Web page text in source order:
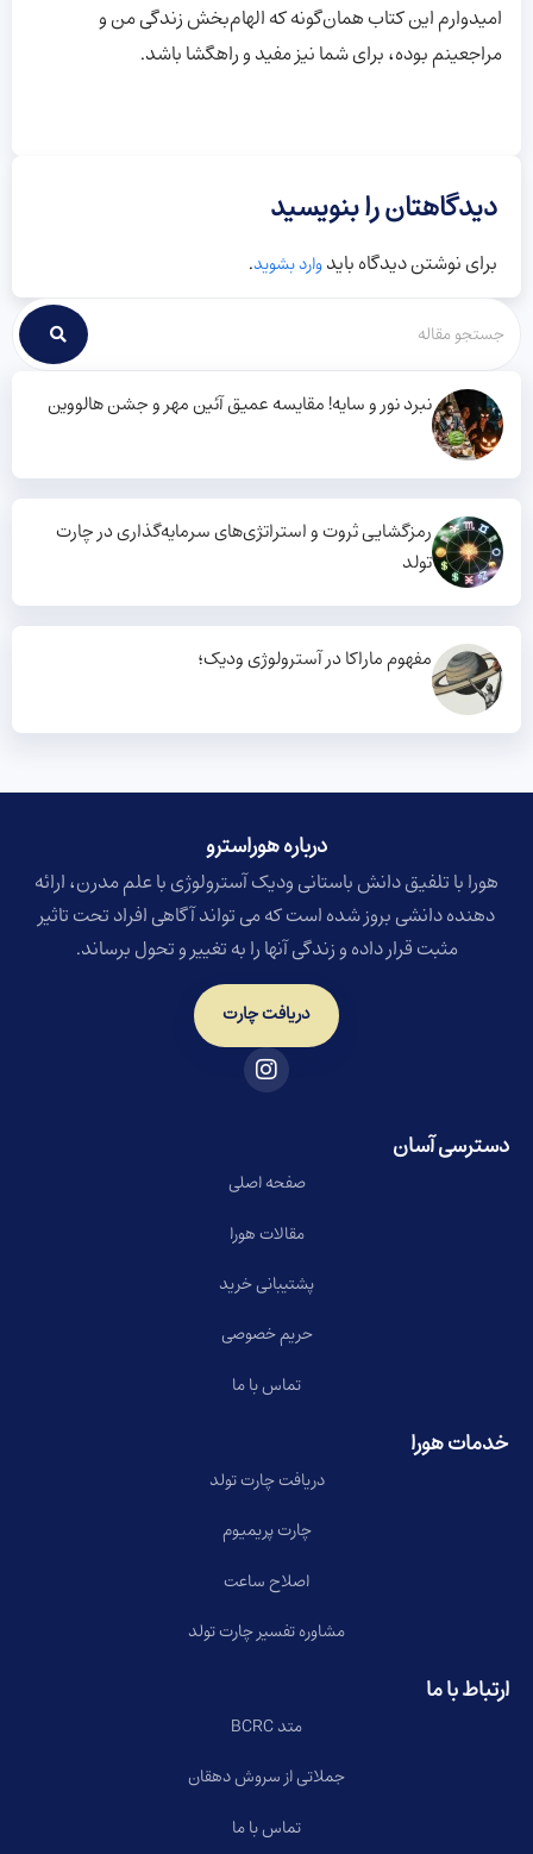
امیدوارم این کتاب همان‌گونه که الهام‌بخش زندگی من و
مراجعینم بوده، برای شما نیز مفید و راهگشا باشد.
دیدگاهتان را بنویسید
برای نوشتن دیدگاه بایدوارد بشوید.
نبرد نور و سایه! مقایسه عمیق آئین مهر و جشن هالووین
رمزگشایی ثروت و استراتژی‌های سرمایه‌گذاری در چارت
تولد
مفهوم ماراکا در آسترولوژی ودیک؛
درباره هوراسترو​
هورا با تلفیق دانش باستانی ودیک آسترولوژی با علم مدرن، ارائه
دهنده دانشی بروز شده است که می تواند آگاهی افراد تحت تاثیر
مثبت قرار داده و زندگی آنها را به تغییر و تحول برساند.
دریافت چارت
دسترسی آسان
صفحه اصلی
مقالات هورا
پشتیبانی خرید
حریم خصوصی
تماس با ما
خدمات هورا
دریافت چارت تولد
چارت پریمیوم
اصلاح ساعت
مشاوره تفسیر چارت تولد
ارتباط با ما
متد BCRC
جملاتی از سروش دهقان
تماس با ما